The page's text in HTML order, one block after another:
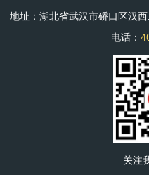
地址：湖北省武汉市硚口区汉
电话：
关注